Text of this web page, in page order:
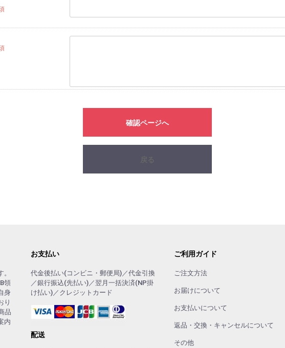
確認ページへ
領
身
り
品
内
お支払い
代金後払い(コンビニ・郵便局)／代金引換
／銀行振込(先払い)／翌月一括決済(NP掛
け払い)／クレジットカード
配送
ご利用ガイド
ご注文方法
お届けについて
お支払いについて
返品・交換・キャンセルについて
その他